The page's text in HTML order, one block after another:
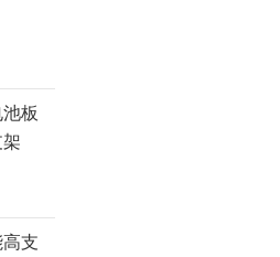
板
支